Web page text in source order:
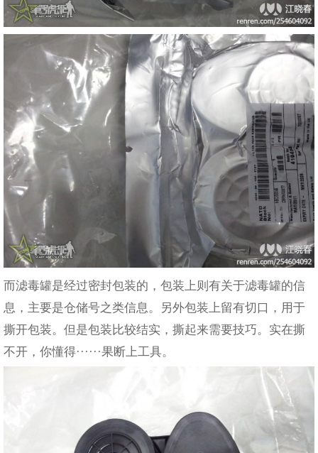
而滤毒罐是经过密封包装的，包装上则有关于滤毒罐的信
息，主要是仓储号之类信息。另外包装上留有切口，用于
撕开包装。但是包装比较结实，撕起来需要技巧。实在撕
不开，你懂得······果断上工具。